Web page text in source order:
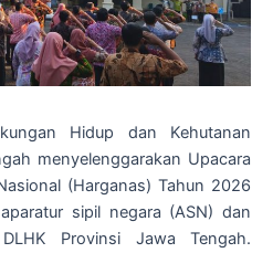
Hidup dan Kehutanan
menyelenggarakan Upacara
(Harganas) Tahun 2026
sipil negara (ASN) dan
Provinsi Jawa Tengah.